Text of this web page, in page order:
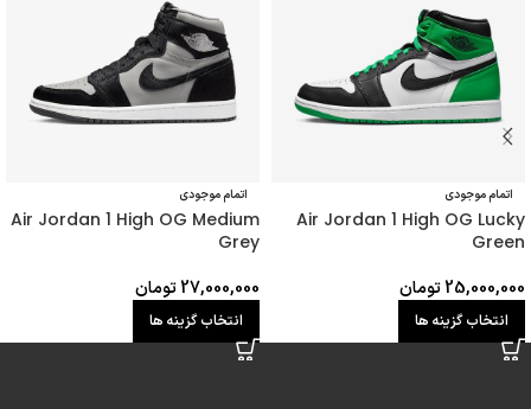
اتمام موجودی
Air Jordan 1 High OG Lucky
Green
25,000,000تومان
انتخاب گزینه ها
اتمام موجودی
Air Jordan 1 High OG Medium
Grey
27,000,000تومان
انتخاب گزینه ها